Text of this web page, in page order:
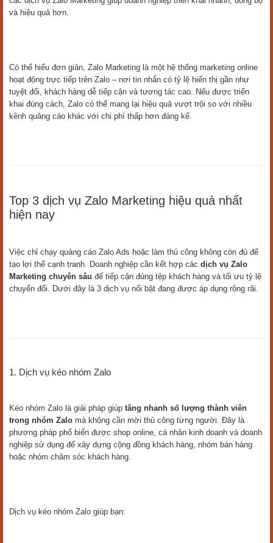
và hiệu quả hơn.
Có thể hiểu đơn giản, Zalo Marketing là một hệ thống marketing online
hoạt động trực tiếp trên Zalo – nơi tin nhắn có tỷ lệ hiển thị gần như
tuyệt đối, khách hàng dễ tiếp cận và tương tác cao. Nếu được triển
khai đúng cách, Zalo có thể mang lại hiệu quả vượt trội so với nhiều
kênh quảng cáo khác với chi phí thấp hơn đáng kể.
Top 3 dịch vụ Zalo Marketing hiệu quả nhất
hiện nay
Việc chỉ chạy quảng cáo Zalo Ads hoặc làm thủ công không còn đủ để
tạo lợi thế cạnh tranh. Doanh nghiệp cần kết hợp các dịch vụ Zalo
Marketing chuyên sâu để tiếp cận đúng tệp khách hàng và tối ưu tỷ lệ
chuyển đổi. Dưới đây là 3 dịch vụ nổi bật đang được áp dụng rộng rãi.
1. Dịch vụ kéo nhóm Zalo
Kéo nhóm Zalo là giải pháp giúp tăng nhanh số lượng thành viên
trong nhóm Zalo mà không cần mời thủ công từng người. Đây là
phương pháp phổ biến được shop online, cá nhân kinh doanh và doanh
nghiệp sử dụng để xây dựng cộng đồng khách hàng, nhóm bán hàng
hoặc nhóm chăm sóc khách hàng.
Dịch vụ kéo nhóm Zalo giúp bạn: